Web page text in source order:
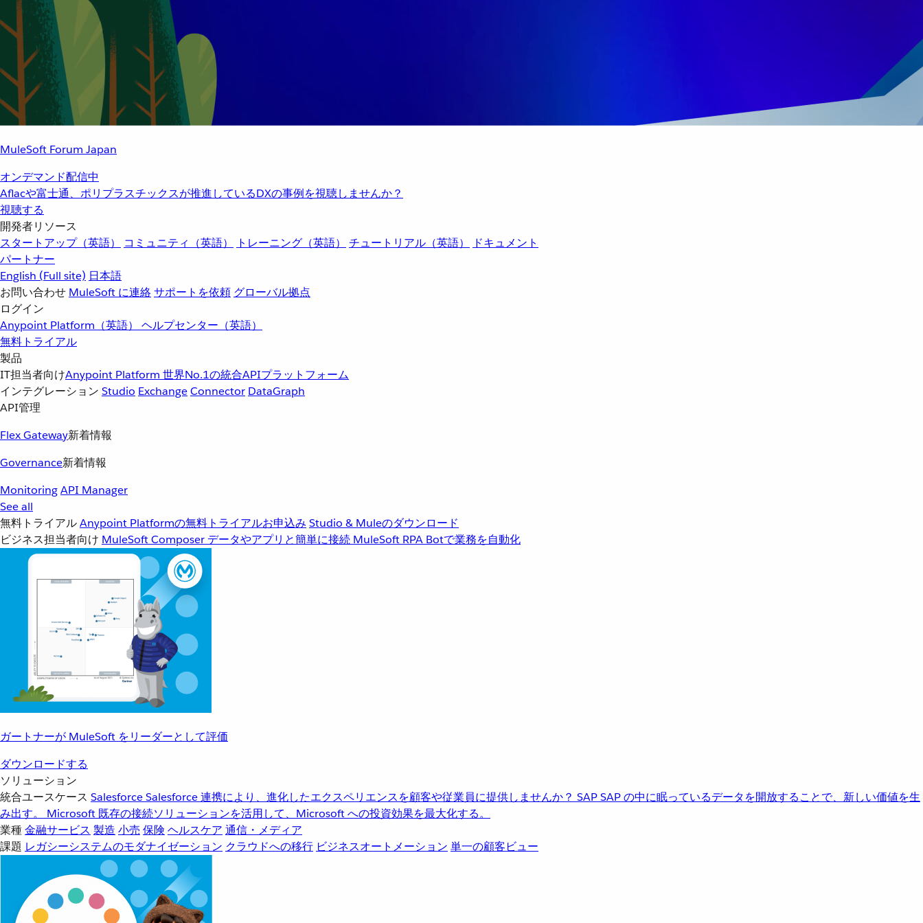
MuleSoft Forum Japan
オンデマンド配信中
Aflacや富士通、ポリプラスチックスが推進しているDXの事例を視聴しませんか？
視聴する
開発者リソース
スタートアップ（英語）
コミュニティ（英語） トレーニング（英語） チュートリアル（英語）
ドキュメント
パートナー
English (Full site) 日本語
お問い合わせ MuleSoft に連絡サポートを依頼 グローバル拠点
ログイン
Anypoint Platform（英語） ヘルプセンター（英語）
無料トライアル
製品
IT担当者向けAnypoint Platform 世界No.1の統合APIプラットフォーム
インテグレーション Studio ExchangeConnector DataGraph
API管理
Flex Gateway新着情報
Governance新着情報
MonitoringAPI Manager
See all
無料トライアルAnypoint Platformの無料トライアルお申込み Studio & Muleのダウンロード
ビジネス担当者向け MuleSoft Composer データやアプリと簡単に接続 MuleSoft RPA Botで業務を自動化
ガートナーが MuleSoft をリーダーとして評価
ダウンロードする
ソリューション
統合ユースケース SalesforceSalesforce 連携により、進化したエクスペリエンスを顧客や従業員に提供しませんか？ SAPSAP の中に眠っているデータを開放することで、新しい価値を生
み出す。
Microsoft 既存の接続ソリューションを活用して、Microsoft への投資効果を最大化する。
業種金融サービス 製造 小売 保険 ヘルスケア 通信・メディア
課題 レガシーシステムのモダナイゼーション クラウドへの移行 ビジネスオートメーション 単一の顧客ビュー